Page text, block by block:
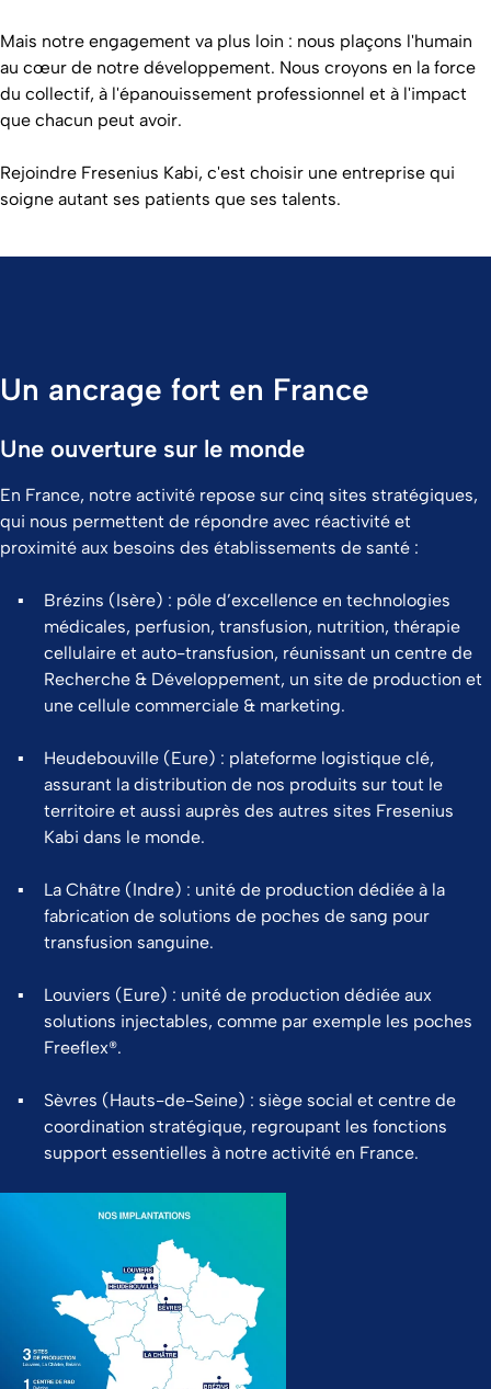
Mais notre engagement va plus loin : nous plaçons l'humain
au cœur de notre développement. Nous croyons en la force
du collectif, à l'épanouissement professionnel et à l'impact
que chacun peut avoir.
Rejoindre Fresenius Kabi, c'est choisir une entreprise qui
soigne autant ses patients que ses talents.
Un ancrage fort en France
Une ouverture sur le monde
En France, notre activité repose sur cinq sites stratégiques,
qui nous permettent de répondre avec réactivité et
proximité aux besoins des établissements de santé :
Brézins (Isère) : pôle d’excellence en technologies
médicales, perfusion, transfusion, nutrition, thérapie
cellulaire et auto-transfusion, réunissant un centre de
Recherche & Développement, un site de production et
une cellule commerciale & marketing.
Heudebouville (Eure) : plateforme logistique clé,
assurant la distribution de nos produits sur tout le
territoire et aussi auprès des autres sites Fresenius
Kabi dans le monde.
La Châtre (Indre) : unité de production dédiée à la
fabrication de solutions de poches de sang pour
transfusion sanguine.
Louviers (Eure) : unité de production dédiée aux
solutions injectables, comme par exemple les poches
Freeflex®.
Sèvres (Hauts-de-Seine) : siège social et centre de
coordination stratégique, regroupant les fonctions
support essentielles à notre activité en France.